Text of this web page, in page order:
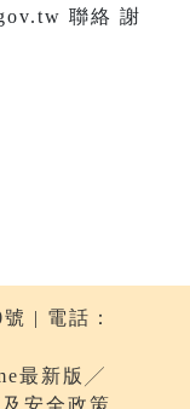
聯絡 謝
| 電話：
最新版╱